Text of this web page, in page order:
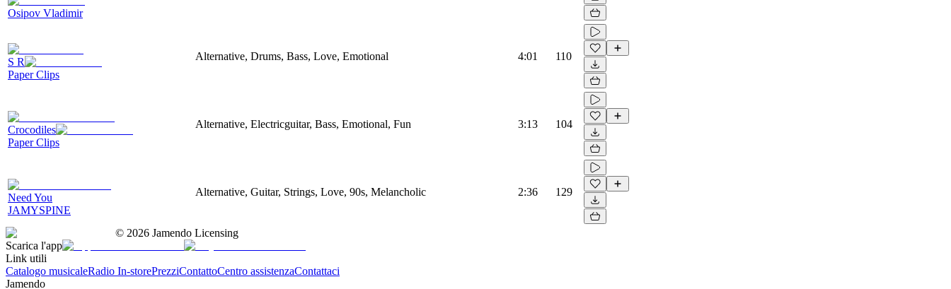
Osipov Vladimir
S R
Paper Clips
Alternative, Drums, Bass, Love, Emotional 4:01 110
Сrocodiles
Paper Clips
Alternative, Electricguitar, Bass, Emotional, Fun 3:13 104
Need You
JAMYSPINE
Alternative, Guitar, Strings, Love, 90s, Melancholic 2:36 129
© 2026 Jamendo Licensing
Scarica l'app
Link utili
Catalogo musicaleRadio In-storePrezziContattoCentro assistenzaContattaci
Jamendo